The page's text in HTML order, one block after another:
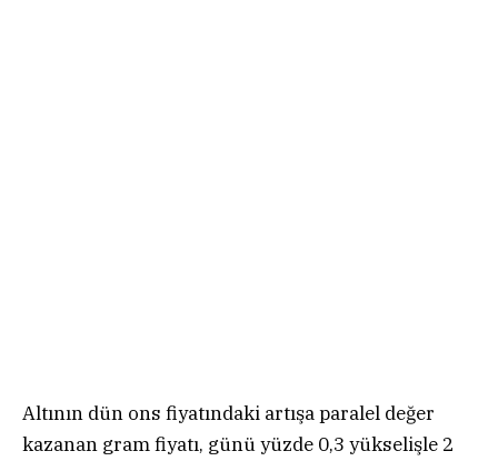
Altının dün ons fiyatındaki artışa paralel değer
kazanan gram fiyatı, günü yüzde 0,3 yükselişle 2